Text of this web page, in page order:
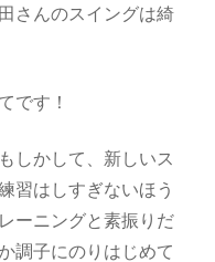
さんのスイングは綺
です！
しかして、新しいス
習はしすぎないほう
ーニングと素振りだ
調子にのりはじめて